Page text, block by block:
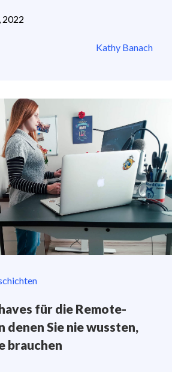
2022
Kathy Banach
für die Remote-
denen Sie nie wussten,
brauchen